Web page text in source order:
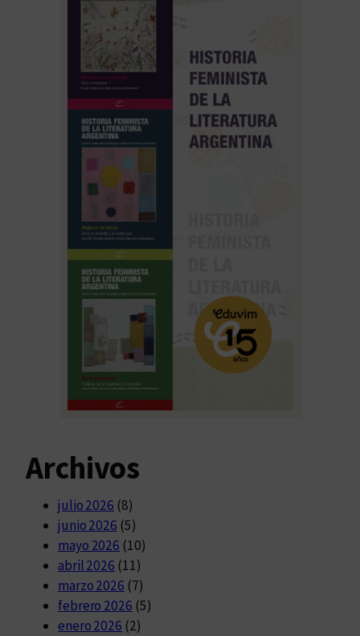
Archivos
julio 2026 (8)
junio 2026 (5)
mayo 2026 (10)
abril 2026 (11)
marzo 2026 (7)
febrero 2026 (5)
enero 2026 (2)